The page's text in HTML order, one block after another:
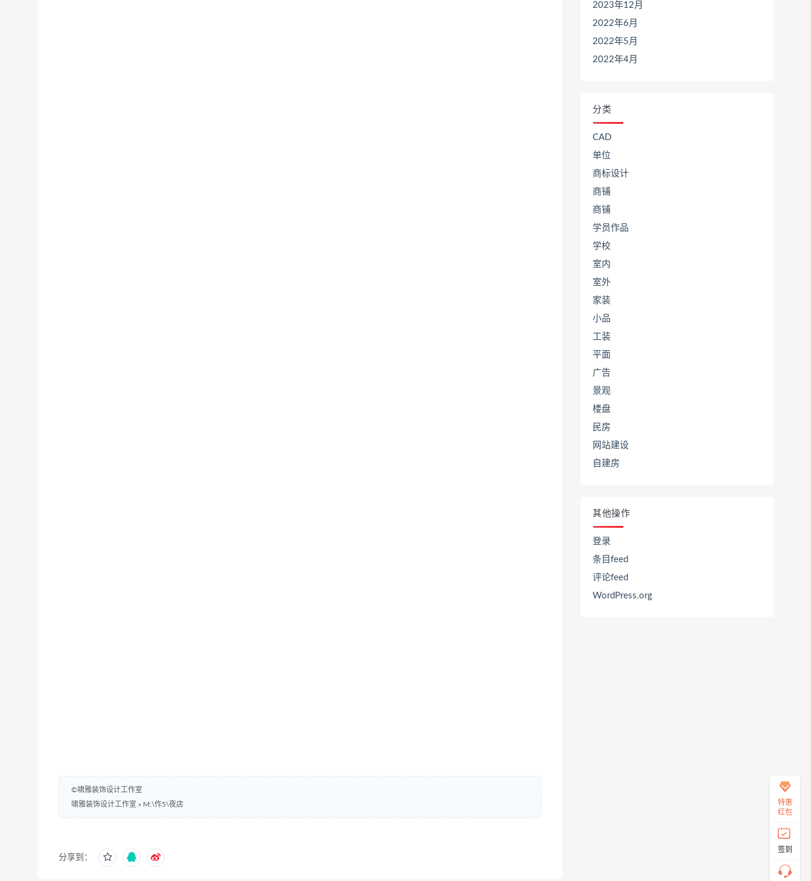
©啸雅装饰设计工作室
啸雅装饰设计工作室 » M:\作5\夜店
分享到：
2023年12月
2022年6月
2022年5月
2022年4月
分类
CAD
单位
商标设计
商铺
商铺
学员作品
学校
室内
室外
家装
小品
工装
平面
广告
景观
楼盘
民房
网站建设
自建房
其他操作
登录
条目feed
评论feed
WordPress.org
特惠
红包
签到
接
说
出
您
的
求！